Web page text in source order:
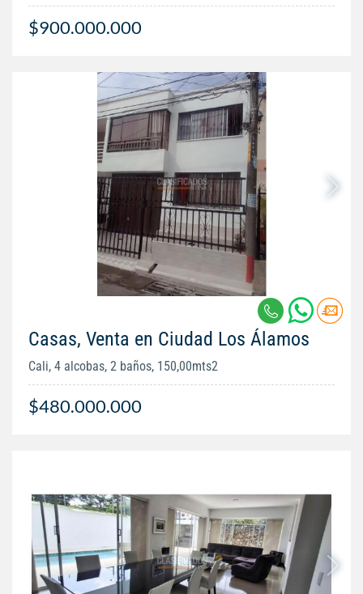
$900.000.000
Casas, Venta en Ciudad Los Álamos
Cali, 4 alcobas, 2 baños, 150,00mts2
$480.000.000